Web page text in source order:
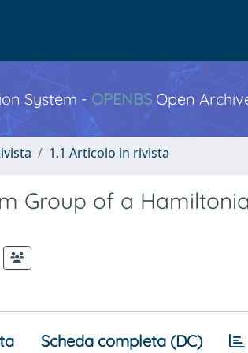
System - OPENBS Open
1.1 Articolo in rivista
Group of a
Scheda completa (DC)